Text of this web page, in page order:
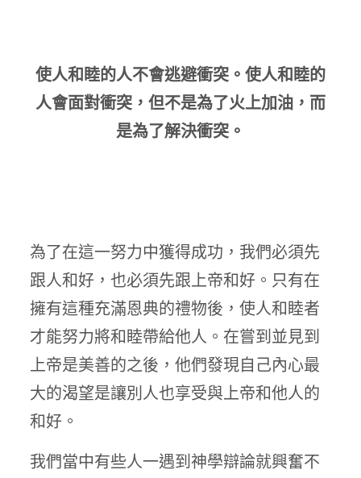
使人和睦的人不會逃避衝突。使人和睦的
人會面對衝突，但不是為了火上加油，而
是為了解決衝突。
為了在這一努力中獲得成功，我們必須先
跟人和好，也必須先跟上帝和好。只有在
擁有這種充滿恩典的禮物後，使人和睦者
才能努力將和睦帶給他人。在嘗到並見到
上帝是美善的之後，他們發現自己內心最
大的渴望是讓別人也享受與上帝和他人的
和好。
我們當中有些人一遇到神學辯論就興奮不